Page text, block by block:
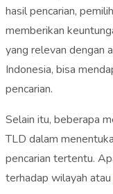
hasil pencarian,
memberikan
yang relevan dengan
Indonesia, bisa
pencarian.
Selain itu, beberapa
TLD dalam
pencarian tertentu.
terhadap wilayah atau